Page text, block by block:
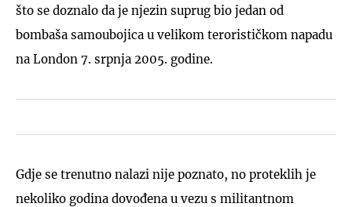
što se doznalo da je njezin suprug bio jedan od
bombaša samoubojica u velikom terorističkom napadu
na London 7. srpnja 2005. godine.
Gdje se trenutno nalazi nije poznato, no proteklih je
nekoliko godina dovođena u vezu s militantnom